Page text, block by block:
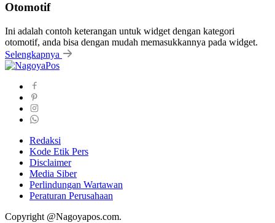
Otomotif
Ini adalah contoh keterangan untuk widget dengan kategori
otomotif, anda bisa dengan mudah memasukkannya pada widget.
Selengkapnya
Redaksi
Kode Etik Pers
Disclaimer
Media Siber
Perlindungan Wartawan
Peraturan Perusahaan
Copyright @Nagoyapos.com.